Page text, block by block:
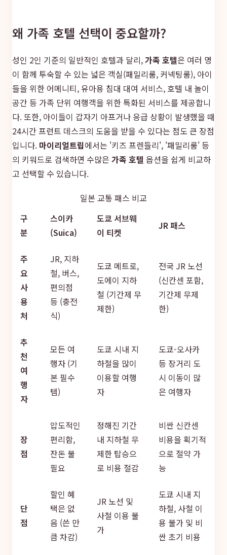
왜 가족 호텔 선택이 중요할까?
성인 2인 기준의 일반적인 호텔과 달리,가족 호텔은 여러 명
이 함께 투숙할 수 있는 넓은 객실(패밀리룸, 커넥팅룸), 아이
들을 위한 어메니티, 유아용 침대 대여 서비스, 호텔 내 놀이
공간 등 가족 단위 여행객을 위한 특화된 서비스를 제공합니
다. 또한, 아이들이 갑자기 아프거나 응급 상황이 발생했을 때
24시간 프런트 데스크의 도움을 받을 수 있다는 점도 큰 장점
입니다. 마이리얼트립에서는 '키즈 프렌들리', '패밀리룸' 등
의 키워드로 검색하면 수많은 가족 호텔 옵션을 쉽게 비교하
고 선택할 수 있습니다.
일본 교통 패스 비교
구
분
스이카
(Suica)
도쿄 서브웨
이 티켓
JR 패스
주
요
사
용
처
JR, 지하
철, 버스,
편의점
등 (충전
식)
도쿄 메트로,
도에이 지하
철 (기간제 무
제한)
전국 JR 노선
(신칸센 포함,
기간제 무제
한)
추
천
여
행
자
모든 여
행자 (기
본 필수
템)
도쿄 시내 지
하철을 많이
이용할 여행
자
도쿄-오사카
등 장거리 도
시 이동이 많
은 여행자
장
점
압도적인
편리함,
잔돈 불
필요
정해진 기간
내 지하철 무
제한 탑승으
로 비용 절감
비싼 신칸센
비용을 획기적
으로 절약 가
능
단
점
할인 혜
택은 없
음 (쓴 만
큼 차감)
JR 노선 및
사철 이용 불
가
도쿄 시내 지
하철, 사철 이
용 불가 및 비
싼 초기 비용